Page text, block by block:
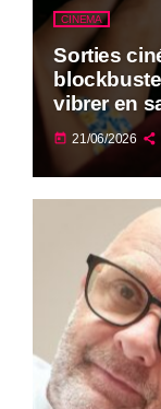
CINEMA
Sorties
vibrer en
today 21/06/2026